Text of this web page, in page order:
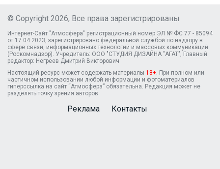
© Copyright 2026, Все права зарегистрированы
Интернет-Сайт "Атмосфера" регистрационный номер ЭЛ № ФС 77 - 85094
от 17.04.2023, зарегистрировано федеральной службой по надзору в
сфере связи, информационных технологий и массовых коммуникаций
(Роскомнадзор). Учредитель: ООО "СТУДИЯ ДИЗАЙНА "АГАТ", Главный
редактор: Негреев Дмитрий Викторович
Настоящий ресурс может содержать материалы 18+. При полном или
частичном использовании любой информации и фотоматериалов
гиперссылка на сайт “Атмосфера” обязательна. Редакция может не
разделять точку зрения авторов.
Реклама Контакты